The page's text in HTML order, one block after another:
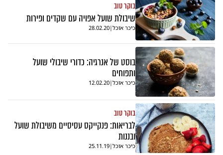
בוקר טוב
שיבולת שועל אפויה עם שקדים ופירות
כיכר אוכל|
28.02.20
בוסט של אנרגיה: כדורי שיבולי שועל
ותפוחים
כיכר אוכל|
12.02.20
בוקר טוב
לבריאות: פנקייקס עסיסיים משיבולת שועל
ובננות
כיכר אוכל|
25.11.19